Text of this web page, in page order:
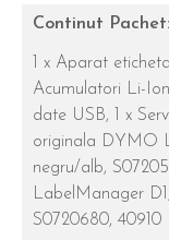
Continut Pachet:
1 x Aparat
Acumulatori Li-
date USB,
1 x
originala DYMO
negru/alb,
LabelManager
S0720680, 40910